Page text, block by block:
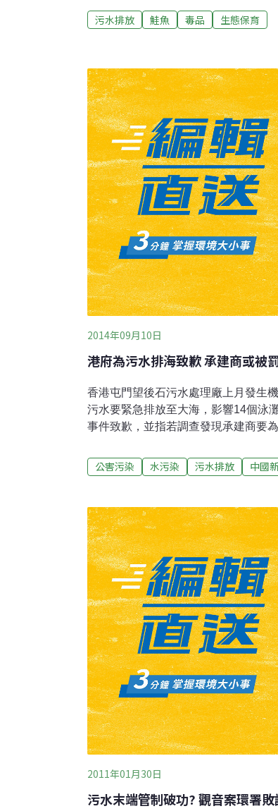
物與毒品改變了牠們遷徙的行為。發
Biology）上的最新研究指出，古柯鹼
行為任何不自然的變化都令人擔憂，
學環境科學家米開朗傑利（Marcus
是毒品，各種藥物在水域中的濃度都
身體會將其分解為代謝物（苯甲醯芽
污水排放 鮭魚 毒品 生態保育
2014年09月10日
港府為污水排海致歉 承建商或被
香港屯門望後石污水處理廠上月發生
污水要緊急排放至大海，影響14個泳
事件致歉，並指若調查發現承建商要
對外發放信息的安排仍有改善空間。
到屯門望後石污水處理廠視察，並與
時間即出現故障，應由承建商承擔責
公害污染 水污染 污水排放 中國
2011年01月30日
污水末端管制破功? 觀音案環署敗